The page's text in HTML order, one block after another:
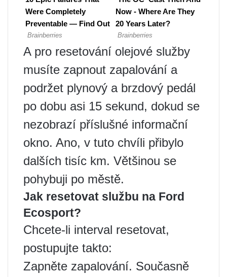
A pro resetování olejové služby
musíte zapnout zapalování a
podržet plynový a brzdový pedál
po dobu asi 15 sekund, dokud se
nezobrazí příslušné informační
okno. Ano, v tuto chvíli přibylo
dalších tisíc km. Většinou se
pohybuji po městě.
Jak resetovat službu na Ford
Ecosport?
Chcete-li interval resetovat,
postupujte takto:
Zapněte zapalování. Současně